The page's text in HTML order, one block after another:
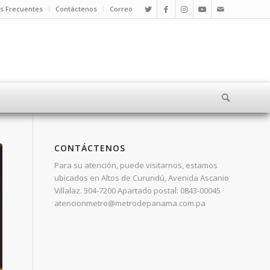
Frecuentes Contáctenos Correo
CONTÁCTENOS
Para su atención, puede visitarnos, estamos
ubicados en Altos de Curundú, Avenida Ascanio
Villalaz. 504-7200 Apartado postal: 0843-00045
atencionmetro@metrodepanama.com.pa